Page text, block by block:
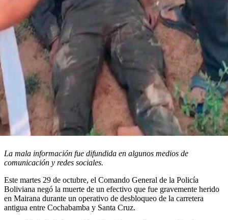
La mala información fue difundida en algunos medios de
comunicación y redes sociales.
Este martes 29 de octubre, el Comando General de la Policía
Boliviana negó la muerte de un efectivo que fue gravemente herido
en Mairana durante un operativo de desbloqueo de la carretera
antigua entre Cochabamba y Santa Cruz.